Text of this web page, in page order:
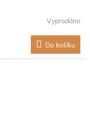
Vyprodáno
Do košíku